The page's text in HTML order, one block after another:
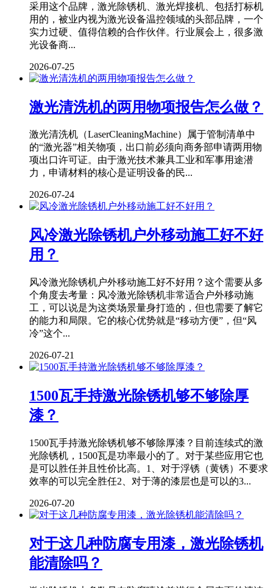
采用这个品牌，激光除锈机、激光焊接机、包括打标机
用的，被业内视为激光设备温控领域的头部品牌，一个
实力过硬、值得信赖的合作伙伴。行业展会上，很多激
光设备商...
2026-07-25
激光清洗机的两用物项报告怎么做？
激光清洗机（LaserCleaningMachine）属于管制清单中
的“激光器”相关物项，出口前必须向商务部申请两用物
项出口许可证。由于激光技术兼具工业和军事用途潜
力，申请材料的核心是证明设备的民...
2026-07-24
风冷激光除锈机户外移动施工好不好
用？
风冷激光除锈机户外移动施工好不好用？这个需要从多
个角度去考量：风冷激光除锈机非常适合户外移动施
工，可以说是为这类场景量身打造的，但也需要了解它
的能力和局限。它的核心优势就是“移动方便”，但“风
冷”这个...
2026-07-21
1500瓦手持激光除锈机够不够除厚
漆？
1500瓦手持激光除锈机够不够除厚漆？目前连续式的激
光除锈机，1500瓦是功率最小的了。对于某些应用它也
是可以胜任并且性价比高。1、对于浮锈（黄锈）不要求
效率的可以完全胜任2、对于薄的漆层也是可以的3...
2026-07-20
对于这几种防腐专用漆，激光除锈机
能清除吗？